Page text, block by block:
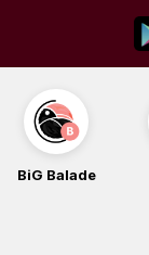
content
BiG Balade